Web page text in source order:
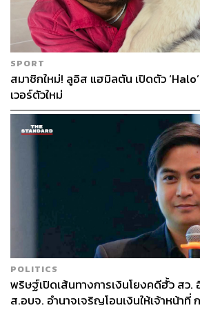
SPORT
สมาชิกใหม่! ลูอิส แฮมิลตัน เปิดตัว
เวอร์ตัวใหม่
POLITICS
พริษฐ์เปิดเส้นทางการเงินโยงคดีฮั้ว สว
ส.อบจ. อำนาจเจริญโอนเงินให้เจ้าหน้า